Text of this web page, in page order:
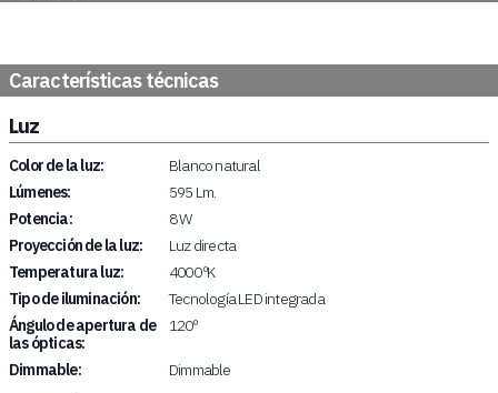
Características técnicas
Luz
Color de la luz:
Blanco natural
Lúmenes:
595 Lm.
Potencia:
8 W
Proyección de la luz:
Luz directa
Temperatura luz:
4000 ºK
Tipo de iluminación:
Tecnología LED integrada
Ángulo de apertura de
las ópticas:
120º
Dimmable: Dimmable